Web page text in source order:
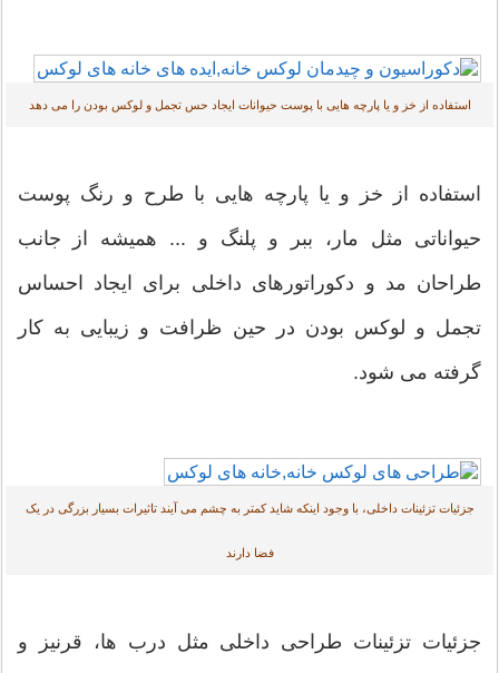
استفاده از خز و یا پارچه هایی با پوست حیوانات ایجاد حس تجمل و لوکس بودن را می دهد
استفاده از خز و یا پارچه هایی با طرح و رنگ پوست
حیواناتی مثل مار، ببر و پلنگ و ... همیشه از جانب
طراحان مد و دکوراتورهای داخلی برای ایجاد احساس
تجمل و لوکس بودن در حین ظرافت و زیبایی به کار
گرفته می شود.
جزئیات تزئینات داخلی، با وجود اینکه شاید کمتر به چشم می آیند تاثیرات بسیار بزرگی در یک
فضا دارند
جزئیات تزئینات طراحی داخلی مثل درب ها، قرنیز و